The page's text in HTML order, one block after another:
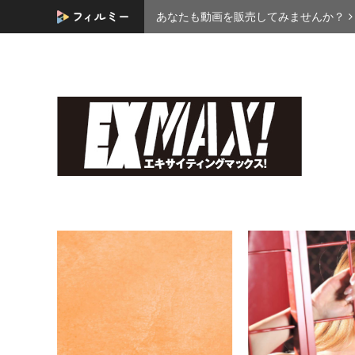
あなたも動画を販売してみませんか？